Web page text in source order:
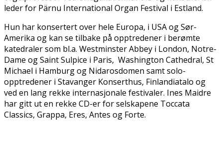
leder for Pärnu­ International Organ Festival i Estland.
Hun har ­konsertert over hele Europa, i USA og Sør-
Amerika og kan se­ tilbake på opptredener i berømte
katedraler som bl.a.­ Westminster Abbey i London, Notre-
Dame og Saint Sulpice i Paris, ­ Washington Cathedral, St
Michael i ­Hamburg og ­Nidarosdomen samt solo-
opptredener i Stavanger­ Konserthus, Finlandiatalo og
ved en lang rekke ­internasjonale festivaler. Ines Maidre
har gitt ut en rekke CD-er for­ selskapene Toccata
Classics, Grappa, Eres, Antes og Forte.